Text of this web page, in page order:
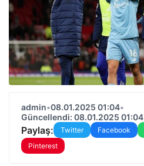
admin•08.01.2025 01:04•
Güncellendi: 08.01.2025 01:04
Paylaş: Twitter Facebook
Pinterest